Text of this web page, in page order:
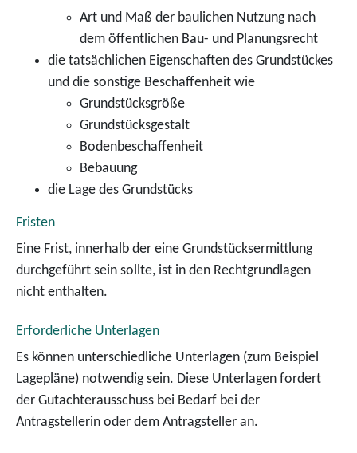
Art und Maß der baulichen Nutzung nach
dem öffentlichen Bau- und Planungsrecht
die tatsächlichen Eigenschaften des Grundstückes
und die sonstige Beschaffenheit wie
Grundstücksgröße
Grundstücksgestalt
Bodenbeschaffenheit
Bebauung
die Lage des Grundstücks
Fristen
Eine Frist, innerhalb der eine Grundstücksermittlung
durchgeführt sein sollte, ist in den Rechtgrundlagen
nicht enthalten.
Erforderliche Unterlagen
Es können unterschiedliche Unterlagen (zum Beispiel
Lagepläne) notwendig sein. Diese Unterlagen fordert
der Gutachterausschuss bei Bedarf bei der
Antragstellerin oder dem Antragsteller an.